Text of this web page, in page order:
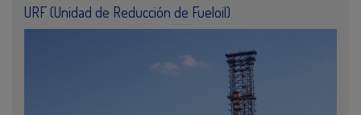
URF (Unidad de Reducción de Fueloil)